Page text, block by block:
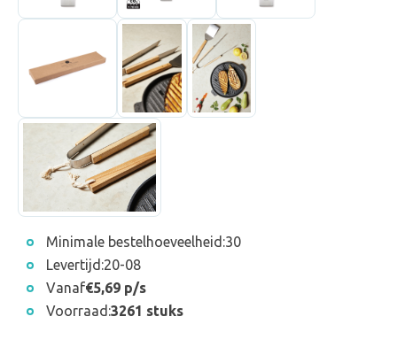
Minimale bestelhoeveelheid:30
Levertijd:20-08
Vanaf€5,69 p/s
Voorraad:3261 stuks